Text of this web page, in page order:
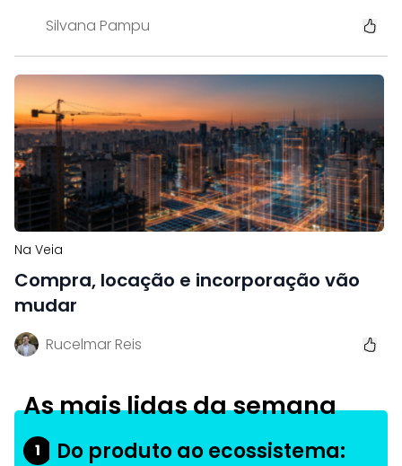
Silvana Pampu
Na Veia
Compra, locação e incorporação vão
mudar
Rucelmar Reis
As mais lidas da semana
1
Do produto ao ecossistema: